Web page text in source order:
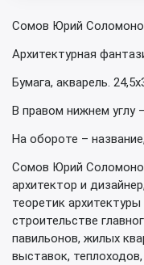
Сомов Юрий
Архитектурная
Бумага, акварель.
В правом нижнем углу
На обороте –
Сомов Юрий
архитектор и
теоретик
строительстве
павильонов, жилых
выставок,